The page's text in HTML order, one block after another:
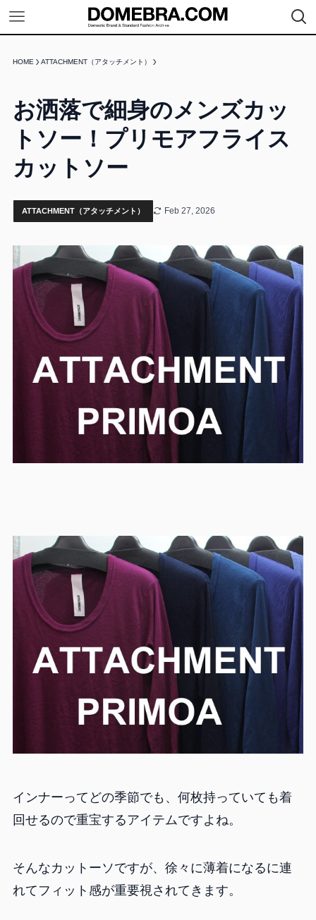
HOME ATTACHMENT（アタッチメント）
お洒落で細身のメンズカッ
トソー！プリモアフライス
カットソー
ATTACHMENT（アタッチメント） Feb 27, 2026
インナーってどの季節でも、何枚持っていても着
回せるので重宝するアイテムですよね。
そんなカットーソですが、徐々に薄着になるに連
れてフィット感が重要視されてきます。